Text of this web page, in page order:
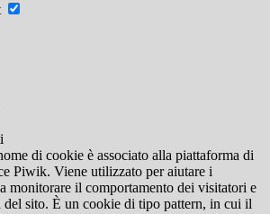
di cookie è associato alla piattaforma di
Piwik. Viene utilizzato per aiutare i
monitorare il comportamento dei visitatori e
del sito. È un cookie di tipo pattern, in cui il